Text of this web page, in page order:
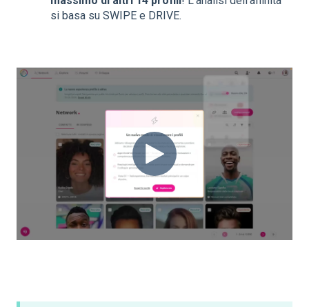
si basa su SWIPE e DRIVE.